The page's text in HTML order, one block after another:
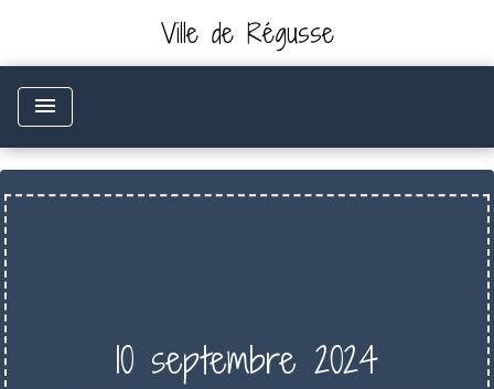
Ville de Régusse
menu
10 septembre 2024